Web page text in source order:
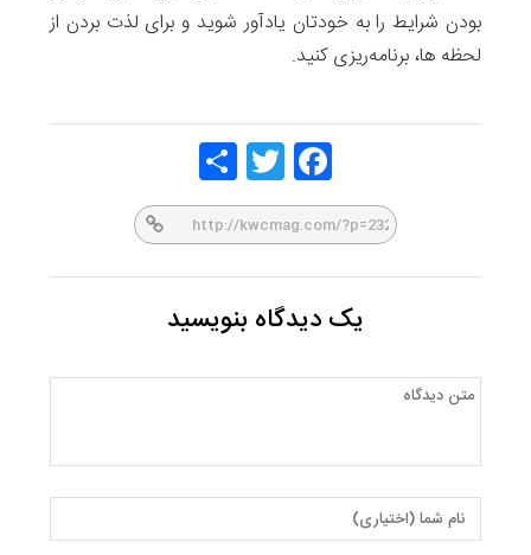
بودن شرایط را به خودتان یادآور شوید و برای لذت بردن از
لحظه‌ ها، برنامه‌ریزی کنید.
Face
book
Twitt
er
یک دیدگاه بنویسید